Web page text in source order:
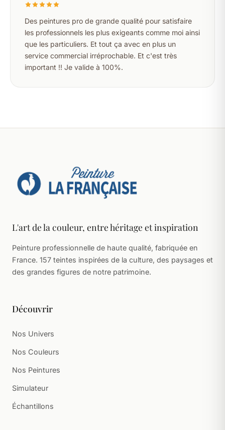
Des peintures pro de grande qualité pour satisfaire
les professionnels les plus exigeants comme moi ainsi
que les particuliers. Et tout ça avec en plus un
service commercial irréprochable. Et c'est très
important !! Je valide à 100%.
L'art de la couleur, entre héritage et inspiration
Peinture professionnelle de haute qualité, fabriquée en
France. 157 teintes inspirées de la culture, des paysages et
des grandes figures de notre patrimoine.
Découvrir
Nos Univers
Nos Couleurs
Nos Peintures
Simulateur
Échantillons